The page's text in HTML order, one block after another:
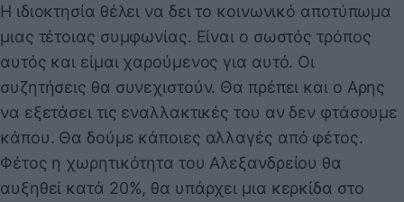
Η ιδιοκτησία θέλει να δει το κοινωνικό αποτύπωμα
μιας τέτοιας συμφωνίας. Είναι ο σωστός τρόπος
αυτός και είμαι χαρούμενος για αυτό. Οι
συζητήσεις θα συνεχιστούν. Θα πρέπει και ο Αρης
να εξετάσει τις εναλλακτικές του αν δεν φτάσουμε
κάπου. Θα δούμε κάποιες αλλαγές από φέτος.
Φέτος η χωρητικότητα του Αλεξανδρείου θα
αυξηθεί κατά 20%, θα υπάρχει μια κερκίδα στο